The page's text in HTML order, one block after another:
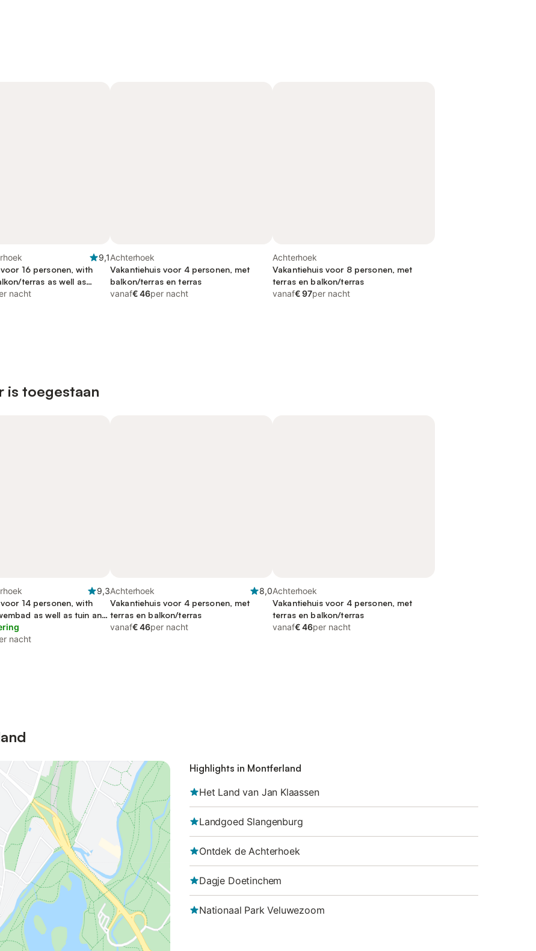
9,1
16 personen, with
terras as well as
meer
nacht
Achterhoek
Vakantiehuis voor 4 personen, met
balkon/terras en terras
vanaf€ 46per nacht
Achterhoek
Vakantiehuis voor 8 personen, met
terras en balkon/terras
vanaf€ 97per nacht
is toegestaan
9,3
14 personen, with
as well as tuin and
nacht
Achterhoek
8,0
Vakantiehuis voor 4 personen, met
terras en balkon/terras
vanaf€ 46per nacht
Achterhoek
Vakantiehuis voor 4 personen, met
terras en balkon/terras
vanaf€ 46per nacht
Highlights in Montferland
Het Land van Jan Klaassen
Landgoed Slangenburg
Ontdek de Achterhoek
Dagje Doetinchem
Nationaal Park Veluwezoom